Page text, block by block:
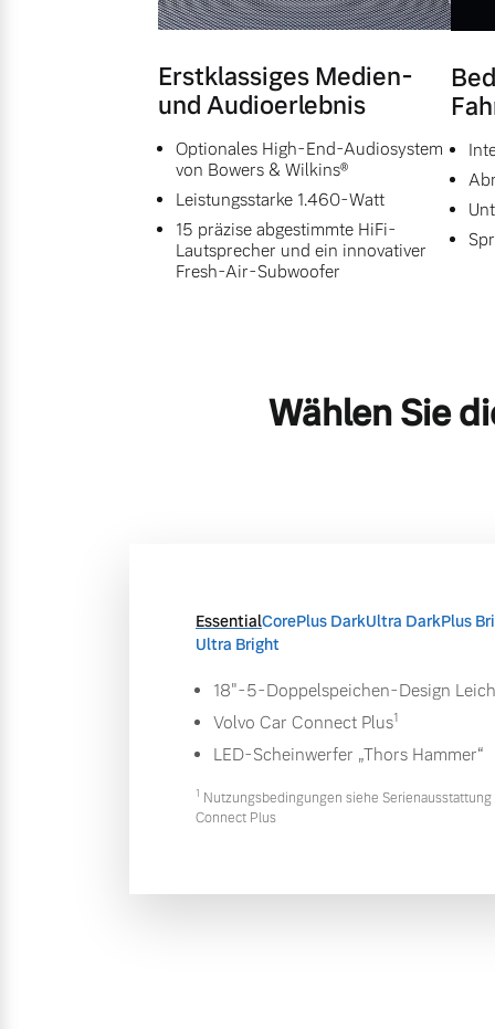
Erstklassiges Medien-
und Audioerlebnis
Optionales High-End-Audiosystem
von Bowers & Wilkins®
Leistungsstarke 1.460-Watt
15 präzise abgestimmte HiFi-
Lautsprecher und ein innovativer
Fresh-Air-Subwoofer
Wählen Sie
EssentialCorePlus DarkUltra DarkPlus
Ultra Bright
18"-5-Doppelspeichen-Design
Volvo Car Connect Plus1
LED-Scheinwerfer „Thors Hammer“
1 Nutzungsbedingungen siehe Serienausstattung
Connect Plus